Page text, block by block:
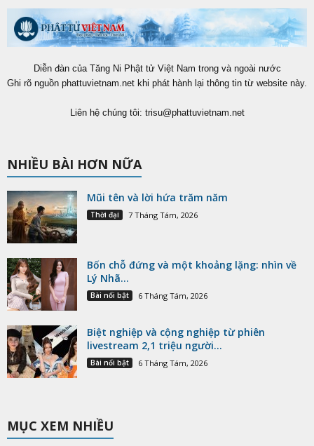
Diễn đàn của Tăng Ni Phật tử Việt Nam trong và ngoài nước
Ghi rõ nguồn phattuvietnam.net khi phát hành lại thông tin từ website này.
Liên hệ chúng tôi: trisu@phattuvietnam.net
NHIỀU BÀI HƠN NỮA
Mũi tên và lời hứa trăm năm
Thời đại 7 Tháng Tám, 2026
Bốn chỗ đứng và một khoảng lặng: nhìn về
Lý Nhã...
Bài nổi bật 6 Tháng Tám, 2026
Biệt nghiệp và cộng nghiệp từ phiên
livestream 2,1 triệu người...
Bài nổi bật 6 Tháng Tám, 2026
MỤC XEM NHIỀU